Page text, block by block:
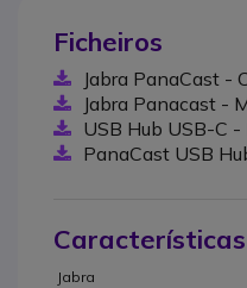
Ficheiros
Jabra PanaCast -
Jabra Panacast -
USB Hub USB-C
PanaCast USB
Jabra